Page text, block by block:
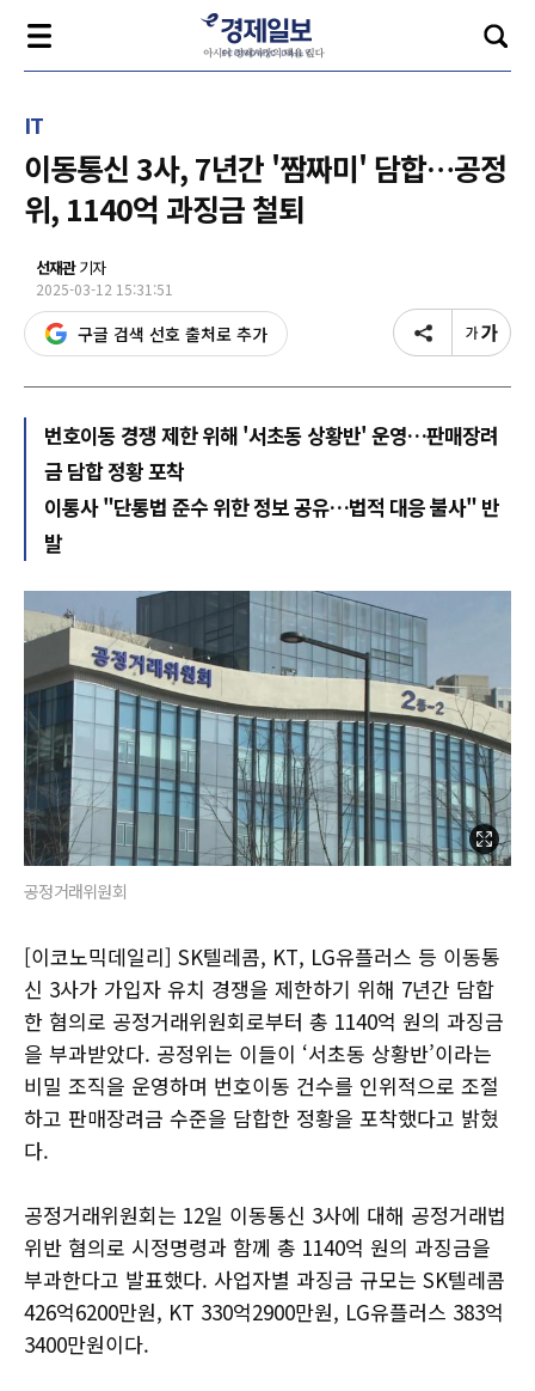
IT
이동통신 3사, 7년간 '짬짜미' 담합…공정
위, 1140억 과징금 철퇴
선재관기자
2025-03-12 15:31:51
구글 검색 선호 출처로 추가
번호이동 경쟁 제한 위해 '서초동 상황반' 운영…판매장려
금 담합 정황 포착
이통사 "단통법 준수 위한 정보 공유…법적 대응 불사" 반
발
공정거래위원회
[이코노믹데일리] SK텔레콤, KT, LG유플러스 등 이동통
신 3사가 가입자 유치 경쟁을 제한하기 위해 7년간 담합
한 혐의로 공정거래위원회로부터 총 1140억 원의 과징금
을 부과받았다. 공정위는 이들이 ‘서초동 상황반’이라는
비밀 조직을 운영하며 번호이동 건수를 인위적으로 조절
하고 판매장려금 수준을 담합한 정황을 포착했다고 밝혔
다.
공정거래위원회는 12일 이동통신 3사에 대해 공정거래법
위반 혐의로 시정명령과 함께 총 1140억 원의 과징금을
부과한다고 발표했다. 사업자별 과징금 규모는 SK텔레콤
426억6200만원, KT 330억2900만원, LG유플러스 383억
3400만원이다.